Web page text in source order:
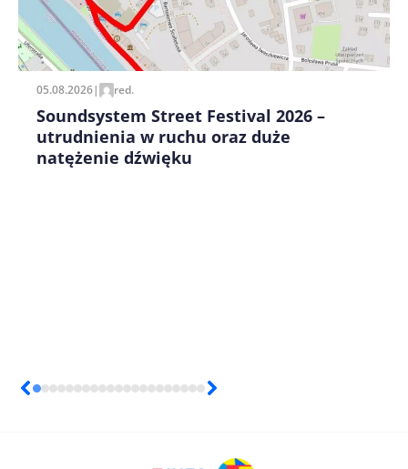
Zapamiętaj moje dane w tej przeglądarce podczas
pisania kolejnych komentarzy.
05.08.2026| red.
Soundsystem Street Festival 2026 –
utrudnienia w ruchu oraz duże
natężenie dźwięku